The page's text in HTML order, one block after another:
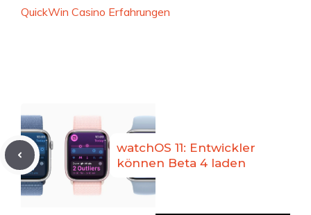
QuickWin Casino Erfahrungen
watchOS 11: Entwickler
können Beta 4 laden